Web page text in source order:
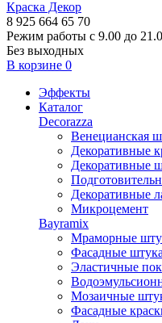
Краска Декор
8 925 664 65 70
Режим работы с 9.00 до
Без выходных
В корзине 0
Эффекты
Каталог
Decorazza
Венецианская
Декоративные
Декоративные
Декоративные
Микроцемент
Bayramix
Мраморные
Фасадные
Эластичные
Мозаичные
Фасадные